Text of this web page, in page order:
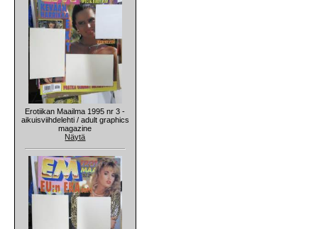
Erotiikan Maailma 1995 nr 3 -
aikuisviihdelehti / adult graphics
magazine
Näytä